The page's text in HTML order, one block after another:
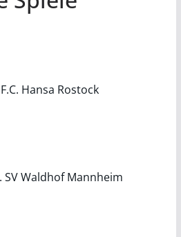
Hansa Rostock
SV Waldhof Mannheim